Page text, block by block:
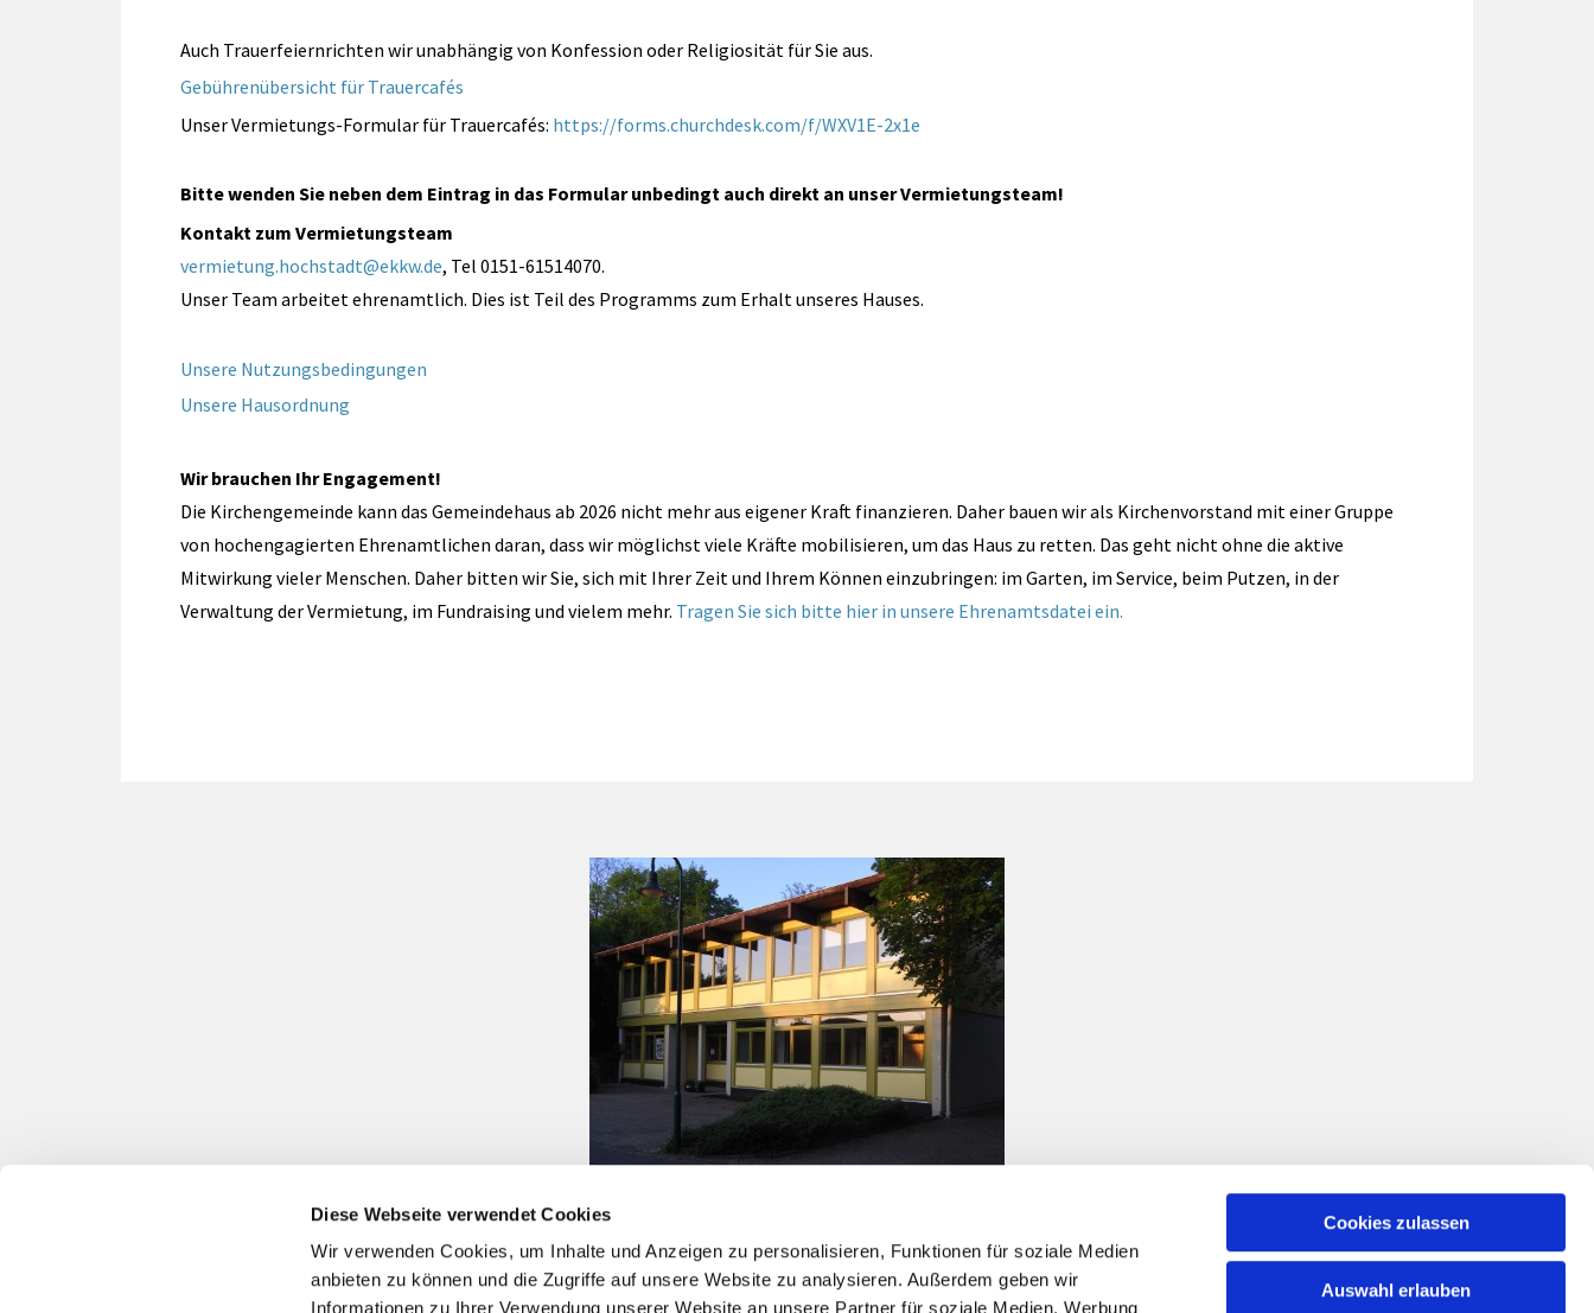
Diese Webseite verwendet Cookies
Wir verwenden Cookies, um Inhalte und Anzeigen zu personalisieren, Funktionen für soziale Medien
anbieten zu können und die Zugriffe auf unsere Website zu analysieren. Außerdem geben wir
Informationen zu Ihrer Verwendung unserer Website an unsere Partner für soziale Medien, Werbung
Cookies zulassen
Auswahl erlauben
Auch Trauerfeiernrichten wir unabhängig von Konfession oder Religiosität für Sie aus.
Gebührenübersicht für Trauercafés
Unser Vermietungs-Formular für Trauercafés: https://forms.churchdesk.com/f/WXV1E-2x1e
Bitte wenden Sie neben dem Eintrag in das Formular unbedingt auch direkt an unser Vermietungsteam!
Kontakt zum Vermietungsteam
vermietung.hochstadt@ekkw.de, Tel 0151-61514070.
Unser Team arbeitet ehrenamtlich. Dies ist Teil des Programms zum Erhalt unseres Hauses.
Unsere Nutzungsbedingungen
Unsere Hausordnung
Wir brauchen Ihr Engagement!
Die Kirchengemeinde kann das Gemeindehaus ab 2026 nicht mehr aus eigener Kraft finanzieren. Daher bauen wir als Kirchenvorstand mit einer Gruppe
von hochengagierten Ehrenamtlichen daran, dass wir möglichst viele Kräfte mobilisieren, um das Haus zu retten. Das geht nicht ohne die aktive
Mitwirkung vieler Menschen. Daher bitten wir Sie, sich mit Ihrer Zeit und Ihrem Können einzubringen: im Garten, im Service, beim Putzen, in der
Verwaltung der Vermietung, im Fundraising und vielem mehr. Tragen Sie sich bitte hier in unsere Ehrenamtsdatei ein.
EVANGELISCHE KIRCHE AN DER HOHEN STRASSE